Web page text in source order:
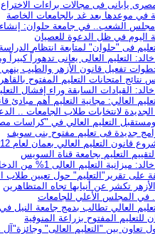
يابانى فى مجالات براءات الاختراع
في موعدها بعد غد بالجامعات الخاصة
الشعب.. في جامعة حلوان:
اليوم في ظل الدعوة للعصيان
فى "حلوان" لمتابعة انتظام
التعليم العالى يعانى تدهوراً كبيراً
تفعيل قانون الأزهر والطيب ينهي
القيادات السابقة وراء إفشال
العالي: مجانية التعليم أهم مبادئ
الجديدة لانتخابات طلاب الجامعات ..
ومستقبل التعليم العالي في "كراسات
جديدة فى تعليم مفتوح بنى سويف
قانون التعليم العالي بعمان لعام 2012
التعليم بجامعة قناة السويس
التعليم العالى 1% من الدخل القومى
على تقرير"التعليم" حول تعيين طلاب
تكشر عن أنيابها تجاه المتظاهرين
في المجلس الأعلي للجامعات
العالي تطالب بدمج جامعة النيل
للتعليم المفتوح بزراعة المنوفية
تعاون بين "التعليم العالى"